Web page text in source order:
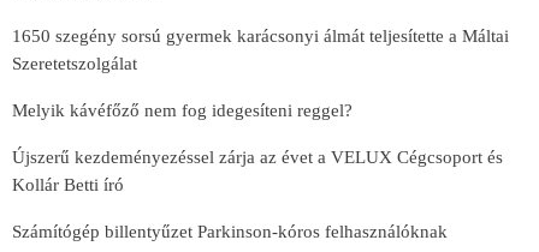
1650 szegény sorsú gyermek karácsonyi álmát teljesítette a Máltai
Szeretetszolgálat
Melyik kávéfőző nem fog idegesíteni reggel?
Újszerű kezdeményezéssel zárja az évet a VELUX Cégcsoport és
Kollár Betti író
Számítógép billentyűzet Parkinson-kóros felhasználóknak